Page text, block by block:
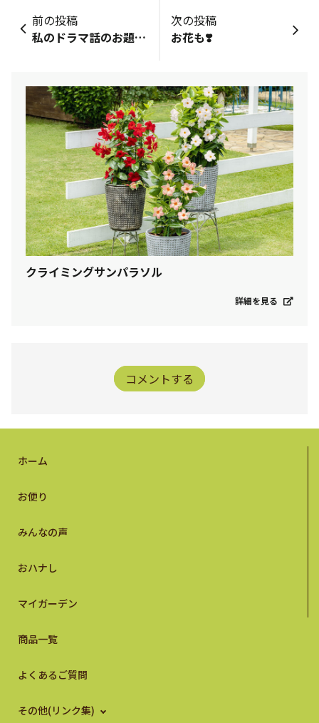
クライミングサンパラソル
詳細を見る
前の投稿
私のドラマ話のお題となると…
次の投稿
お花も❣️
コメントする
ホーム
お便り
みんなの声
おハナし
マイガーデン
商品一覧
よくあるご質問
その他(リンク集)